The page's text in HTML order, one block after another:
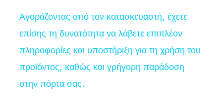
Αγοράζοντας από τον κατασκευαστή, έχετε
επίσης τη δυνατότητα να λάβετε επιπλέον
πληροφορίες και υποστήριξη για τη χρήση του
προϊόντος, καθώς και γρήγορη παράδοση
στην πόρτα σας.